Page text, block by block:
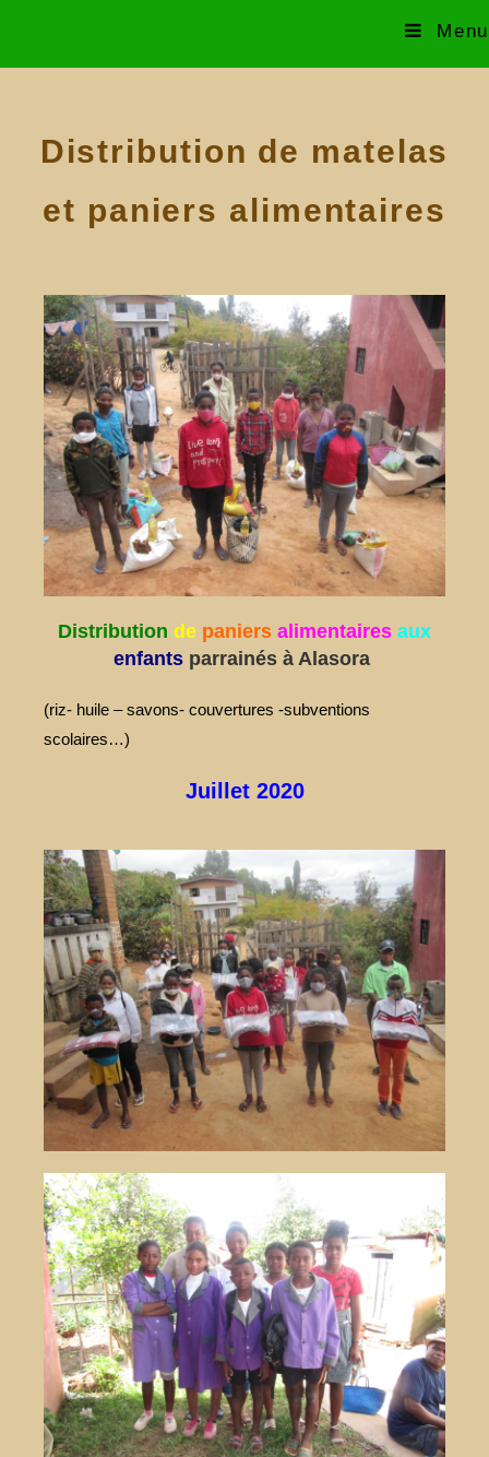
Menu
Distribution de matelas
et paniers alimentaires
Distribution de paniers alimentaires aux
enfants parrainés à Alasora
(riz- huile – savons- couvertures -subventions
scolaires…)
Juillet 2020